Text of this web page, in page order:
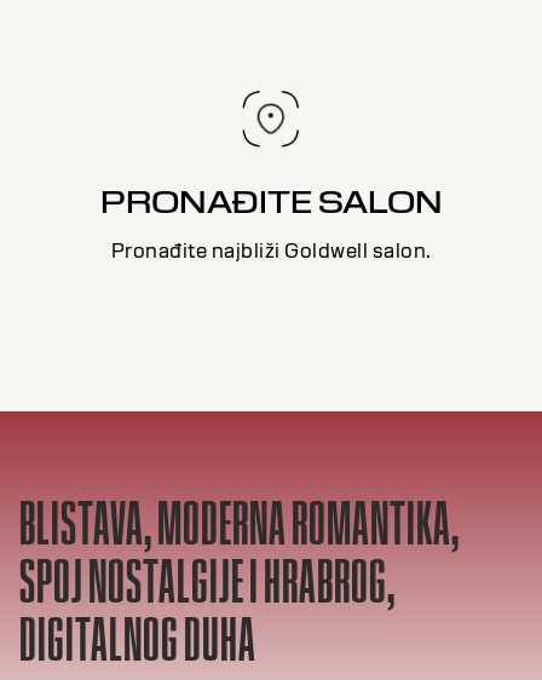
PRONAĐITE SALON
Pronađite najbliži Goldwell salon.
BLISTAVA, MODERNA ROMANTIKA,
SPOJ NOSTALGIJE I HRABROG,
DIGITALNOG DUHA